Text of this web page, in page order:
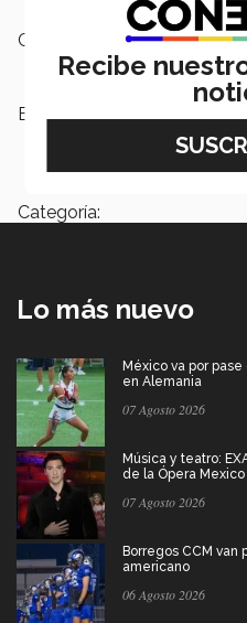
Campus:
Etiquetas:
Monterrey,
Categoría:
Lo más nuevo
México va por
en Alemania
07 Agosto 2026
Música y teatro:
de la Ópera Mexico
07 Agosto 2026
Borregos CCM van
americano
06 Agosto 2026
Recibe